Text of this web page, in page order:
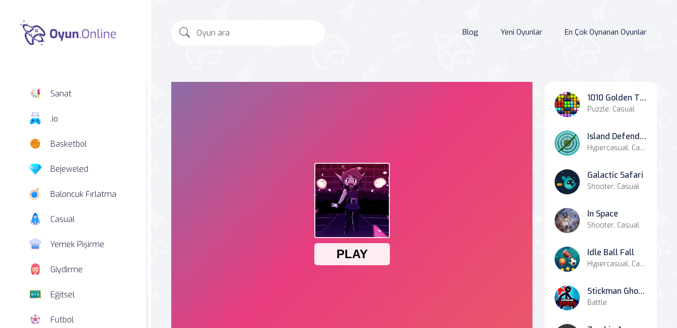
Sanat
.io
Basketbol
Bejeweled
Baloncuk Fırlatma
Casual
Yemek Pişirme
Giydirme
Eğitsel
Futbol
Blog Yeni Oyunlar En Çok Oynanan Oyunlar
1010 Golden Trophies
Puzzle, Casual
Island Defender
Hypercasual, Casual, Strategy
Galactic Safari
Shooter, Casual
In Space
Shooter, Casual
Idle Ball Fall
Hypercasual, Casual, Simulation
Stickman Ghost Online
Battle